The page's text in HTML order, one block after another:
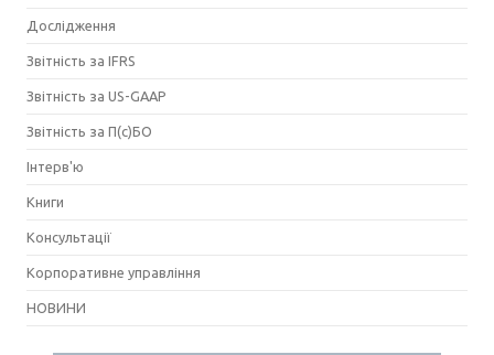
Дослідження
Звітність за IFRS
Звітність за US-GAAP
Звітність за П(с)БО
Інтерв'ю
Книги
Консультації
Корпоративне управління
НОВИНИ